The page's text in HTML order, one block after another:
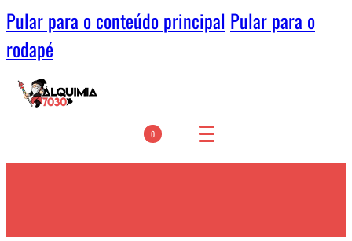
Pular para o conteúdo principal Pular para o
rodapé
0